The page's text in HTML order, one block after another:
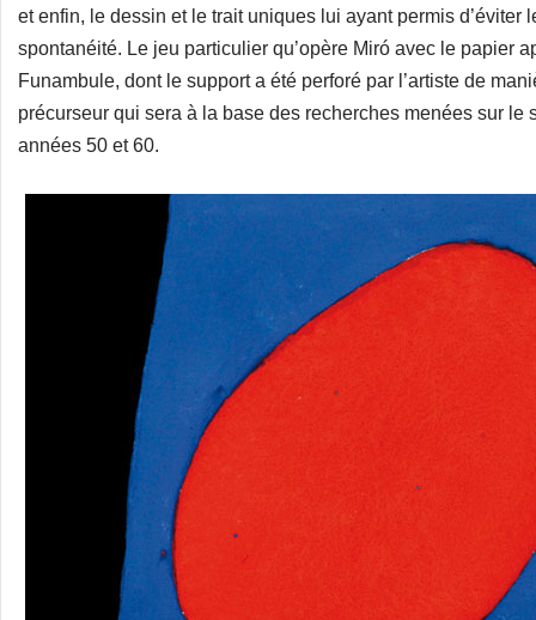
et enfin, le dessin et le trait uniques lui ayant permis d’éviter
spontanéité. Le jeu particulier qu’opère Miró avec le papier
Funambule, dont le support a été perforé par l’artiste de
précurseur qui sera à la base des recherches menées sur le
années 50 et 60.